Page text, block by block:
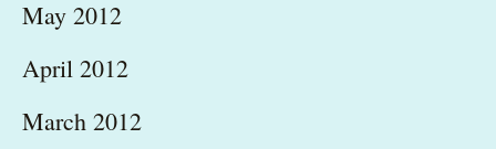
May 2012
April 2012
March 2012